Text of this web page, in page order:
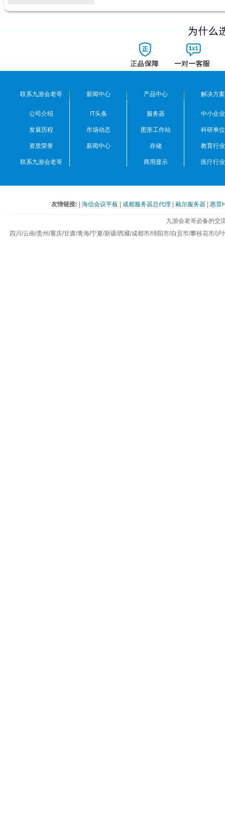
联系九游会老哥
公司介绍
发展历程
资质荣誉
联系九游会老哥
新闻中心
IT头条
市场动态
新闻中心
产品中心
服务器
图形工作站
存储
商用显示
解决方案
中小企业
科研单位
教育行业
医疗行业
友情链接: |海信会议平板 | 成都服务器总代理 |戴尔服务器 |惠普
九游会老哥必备的
四川/云南/贵州/重庆/甘肃/青海/宁夏/新疆/西藏/成都市/绵阳市/自贡市/攀枝花市/泸